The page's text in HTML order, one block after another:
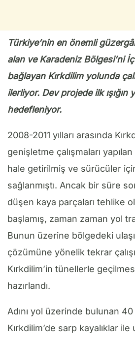
Türkiye’nin en önemli
alan ve Karadeniz Bölgesi’ni
bağlayan Kırkdilim yolunda
ilerliyor. Dev projede ilk
hedefleniyor.
2008-2011 yılları arasında
genişletme çalışmaları
hale getirilmiş ve sürücüler
sağlanmıştı. Ancak bir süre
düşen kaya parçaları tehlike
başlamış, zaman zaman yol
Bunun üzerine bölgedeki
çözümüne yönelik tekrar
Kırkdilim’in tünellerle
hazırlandı.
Adını yol üzerinde bulunan
Kırkdilim’de sarp kayalıklar